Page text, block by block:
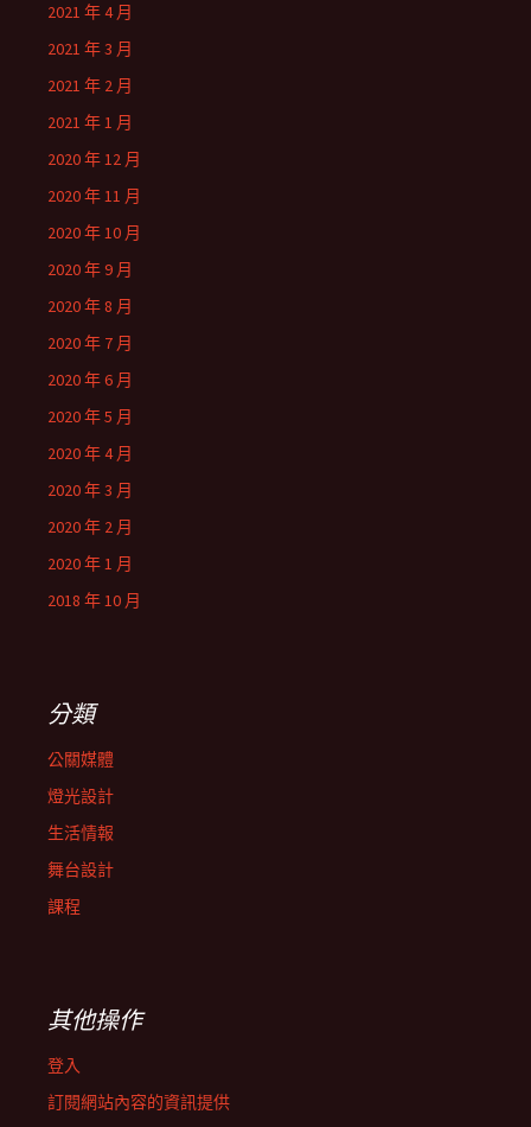
2021 年 4 月
2021 年 3 月
2021 年 2 月
2021 年 1 月
2020 年 12 月
2020 年 11 月
2020 年 10 月
2020 年 9 月
2020 年 8 月
2020 年 7 月
2020 年 6 月
2020 年 5 月
2020 年 4 月
2020 年 3 月
2020 年 2 月
2020 年 1 月
2018 年 10 月
分類
公關媒體
燈光設計
生活情報
舞台設計
課程
其他操作
登入
訂閱網站內容的資訊提供